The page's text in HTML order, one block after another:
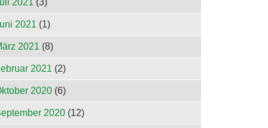
2021 (3)
2021 (1)
2021 (8)
2021 (2)
2020 (6)
2020 (12)